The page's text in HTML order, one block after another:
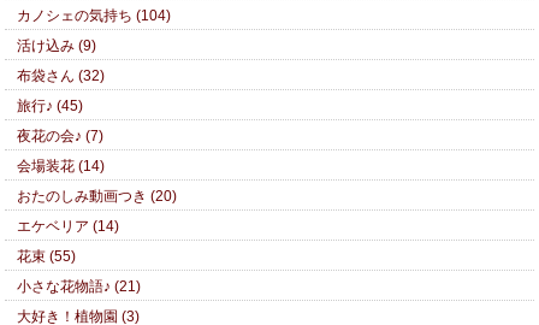
カノシェの気持ち (104)
活け込み (9)
布袋さん (32)
旅行♪ (45)
夜花の会♪ (7)
会場装花 (14)
おたのしみ動画つき (20)
エケベリア (14)
花束 (55)
小さな花物語♪ (21)
大好き！植物園 (3)